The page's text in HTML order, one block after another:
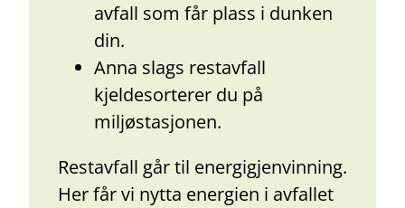
avfall som får plass i dunken
din.
Anna slags restavfall
kjeldesorterer du på
miljøstasjonen.
Restavfall går til energigjenvinning.
Her får vi nytta energien i avfallet